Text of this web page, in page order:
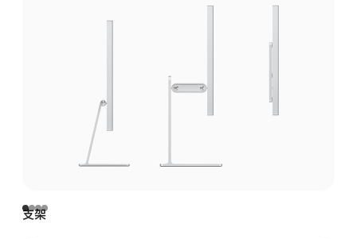
支架